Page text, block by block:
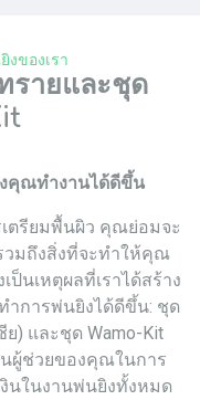
รายและชุด
งของเรา
คุณทำงานได้ดีขึ้น
ตรียมพื้นผิว คุณย่อมจะ
วมถึงสิ่งที่จะทำให้คุณ
ป็นเหตุผลที่เราได้สร้าง
การพ่นยิงได้ดีขึ้น: ชุด
) และชุด Wamo-Kit
นผู้ช่วยของคุณในการ
นในงานพ่นยิงทั้งหมด